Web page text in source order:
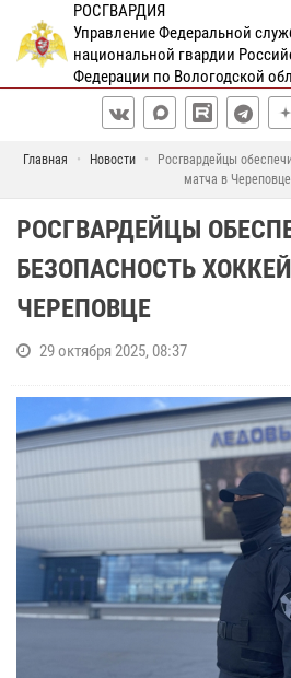
РОСГВАРДИЯ
Управление Федеральной
национальной гвардии
Федерации по Вологодской
Главная Новости
Росгвардейцы
матча в Череповце
РОСГВАРДЕЙЦЫ
БЕЗОПАСНОСТЬ
ЧЕРЕПОВЦЕ
29 октября 2025, 08:37